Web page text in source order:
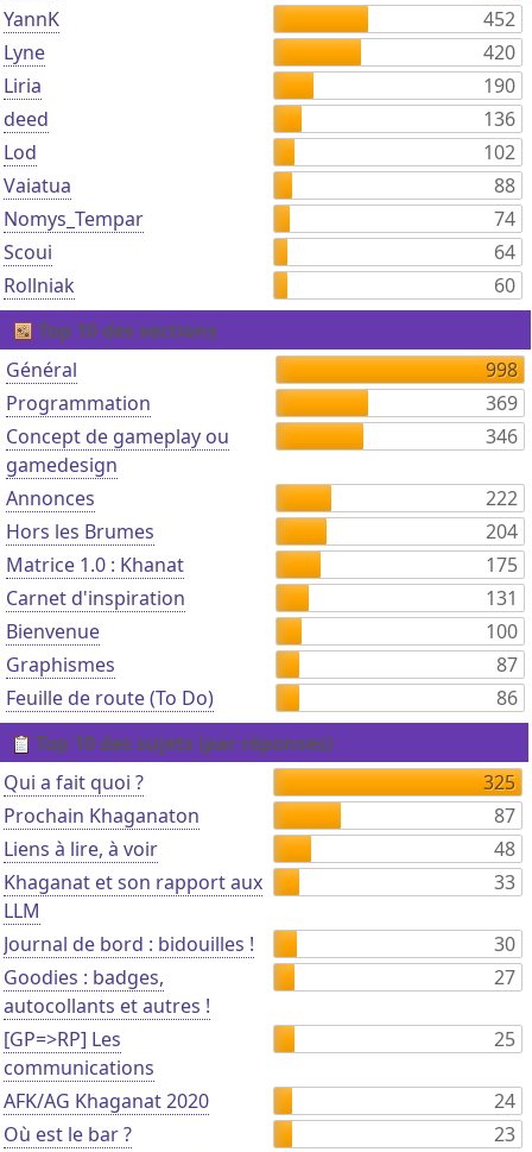
YannK
452
Lyne
420
Liria
190
deed
136
Lod
102
Vaiatua
88
Nomys_Tempar
74
Scoui
64
Rollniak
60
Top 10 des sections
Général
998
Programmation
369
Concept de gameplay ou
gamedesign
346
Annonces
222
Hors les Brumes
204
Matrice 1.0 : Khanat
175
Carnet d'inspiration
131
Bienvenue
100
Graphismes
87
Feuille de route (To Do)
86
Top 10 des sujets (par réponses)
Qui a fait quoi ?
325
Prochain Khaganaton
87
Liens à lire, à voir
48
Khaganat et son rapport aux
LLM
33
Journal de bord : bidouilles !
30
Goodies : badges,
autocollants et autres !
27
[GP=>RP] Les
communications
25
AFK/AG Khaganat 2020
24
Où est le bar ?
23